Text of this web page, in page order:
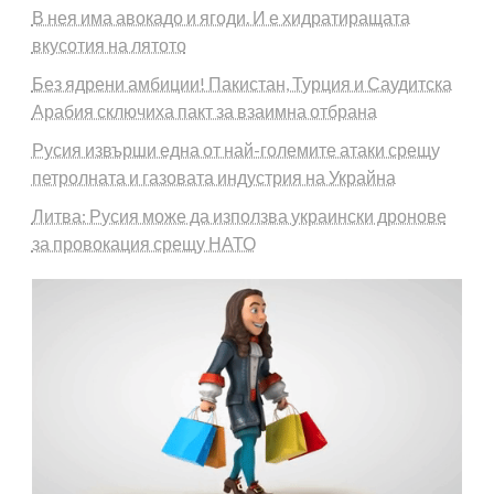
В нея има авокадо и ягоди. И е хидратиращата
вкусотия на лятото
Без ядрени амбиции! Пакистан, Турция и Саудитска
Арабия сключиха пакт за взаимна отбрана
Русия извърши една от най-големите атаки срещу
петролната и газовата индустрия на Украйна
Литва: Русия може да използва украински дронове
за провокация срещу НАТО